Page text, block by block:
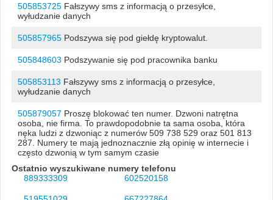
505853725Fałszywy sms z informacją o przesyłce,
wyłudzanie danych
505857965Podszywa się pod giełdę kryptowalut.
505848603 Podszywanie się pod pracownika banku
505853113 Fałszywy sms z informacją o przesyłce,
wyłudzanie danych
505879057 Proszę blokować ten numer. Dzwoni natrętna
osoba, nie firma. To prawdopodobnie ta sama osoba, która
nęka ludzi z dzwoniąc z numerów 509 738 529 oraz 501 813
287. Numery te mają jednoznacznie złą opinię w internecie i
często dzwonią w tym samym czasie
Ostatnio wyszukiwane numery telefonu
889333309
602520158